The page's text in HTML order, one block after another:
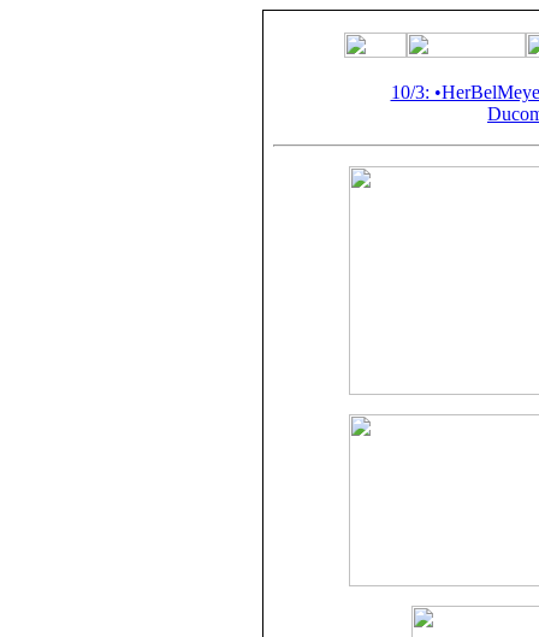
10/3: